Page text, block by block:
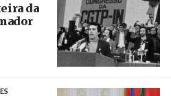
da